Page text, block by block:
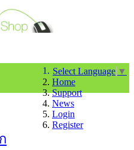
Select Language ▼
Home
Support
News
Login
Register